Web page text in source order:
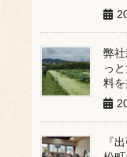
弊
っ
料
『